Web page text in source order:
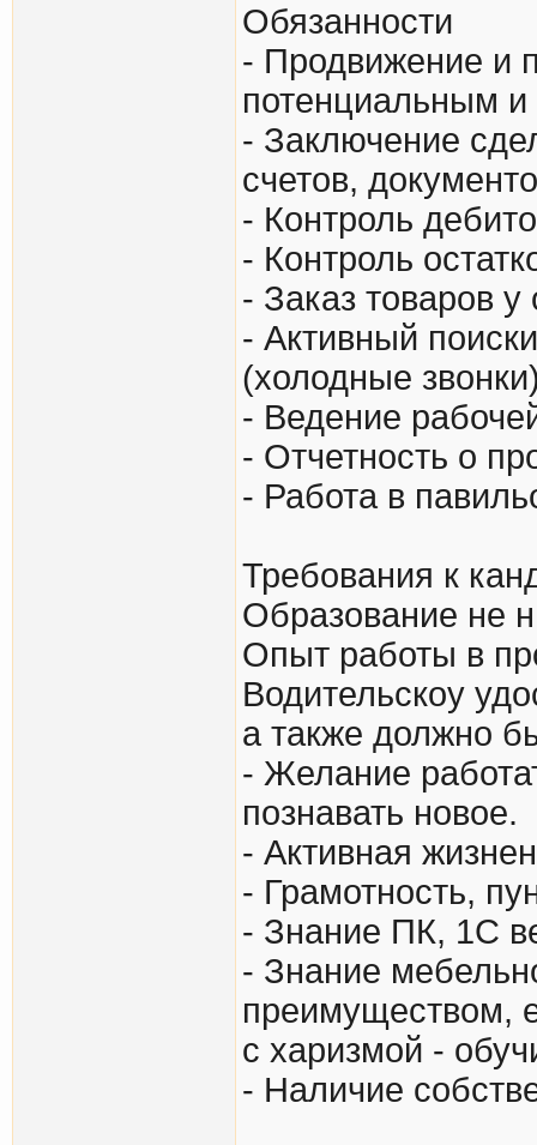
Обязанности
- Продвижение и
потенциальным
- Заключение
счетов,
- Контроль
- Контроль
- Заказ товаров
- Активный
(холодные
- Ведение
- Отчетность о
- Работа в
Требования к
Образование не
Опыт работы в
Водительскоу
а также должно
- Желание
познавать новое.
- Активная
- Грамотность,
- Знание ПК, 1С
- Знание
преимуществом,
с харизмой -
- Наличие